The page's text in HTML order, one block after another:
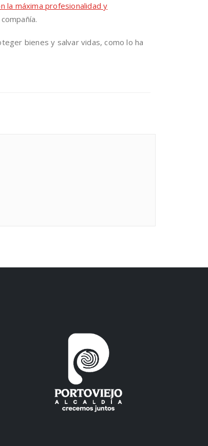
la máxima profesionalidad y
bienes y salvar vidas, como lo ha